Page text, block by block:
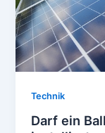
Technik
Darf ein